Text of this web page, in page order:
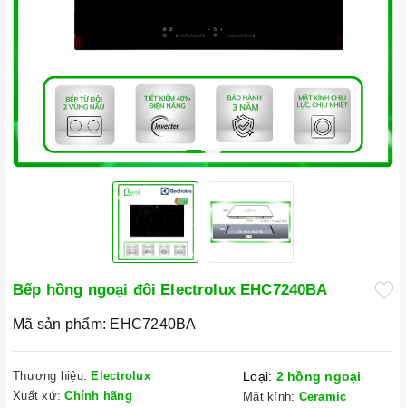
Bếp hồng ngoại đôi Electrolux EHC7240BA
Mã sản phẩm: EHC7240BA
Thương hiệu: Electrolux
Xuất xứ: Chính hãng
Loại: 2 hồng ngoại
Mặt kính: Ceramic